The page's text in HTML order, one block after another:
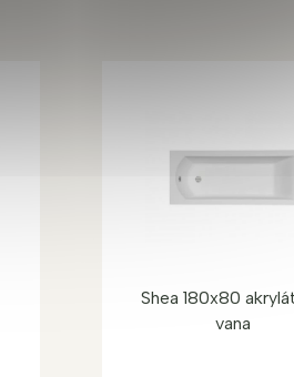
Shea 180x80
vana